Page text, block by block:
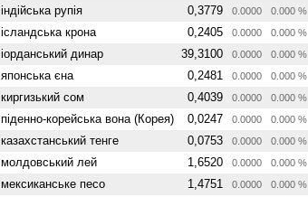
індійська рупія 0,3779 0.0000 0.000 %
ісландська крона 0,2405 0.0000 0.000 %
іорданський динар 39,3100 0.0000 0.000 %
японська єна 0,2481 0.0000 0.000 %
киргизький сом 0,4039 0.0000 0.000 %
піденно-корейська вона (Корея) 0,0247 0.0000 0.000 %
казахстанський тенге 0,0753 0.0000 0.000 %
молдовський лей 1,6520 0.0000 0.000 %
мексиканське песо 1,4751 0.0000 0.000 %